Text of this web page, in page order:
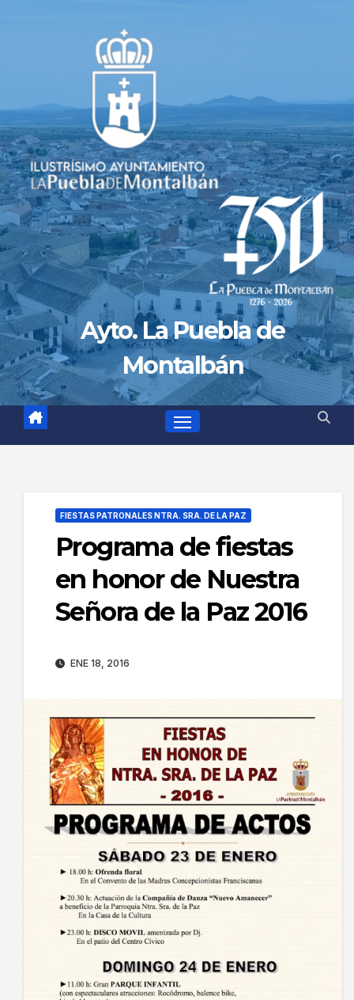
Ayto. La Puebla de
Montalbán
FIESTAS PATRONALES NTRA. SRA. DE LA PAZ
Programa de fiestas
en honor de Nuestra
Señora de la Paz 2016
ENE 18, 2016